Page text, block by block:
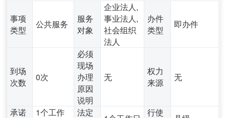
事项
类型
公共服务
服务
对象
企业法人,
事业法人,
社会组织
法人
办件
类型
即办件
到场
次数
0次
必须
现场
办理
原因
说明
无
权力
来源
无
承诺
1个工作
法定
行使